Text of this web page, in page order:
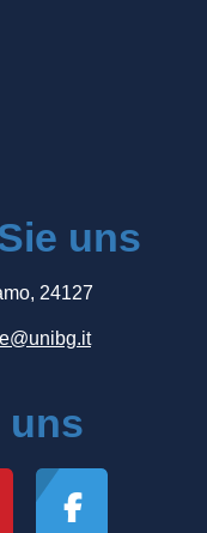
uns
24127
uns